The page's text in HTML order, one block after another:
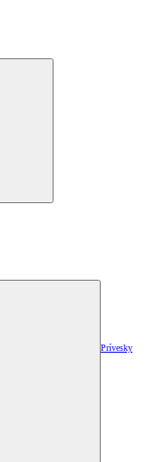
Prívesky